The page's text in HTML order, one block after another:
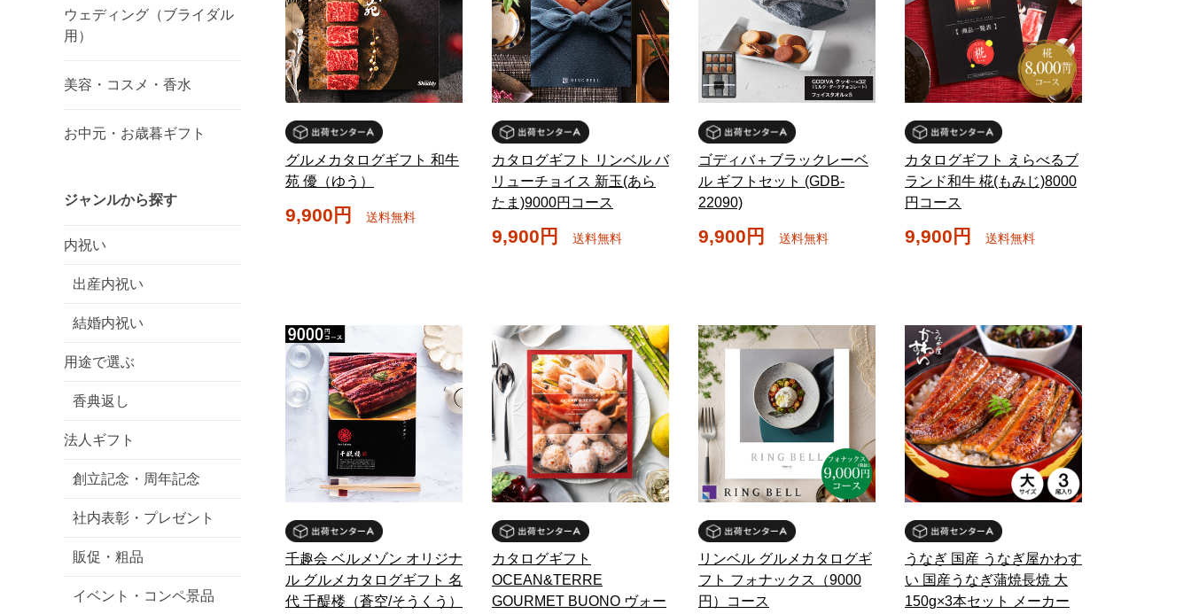
ウェディング（ブライダル
用）
美容・コスメ・香水
お中元・お歳暮ギフト
ジャンルから探す
内祝い
出産内祝い
結婚内祝い
用途で選ぶ
香典返し
法人ギフト
創立記念・周年記念
社内表彰・プレゼント
販促・粗品
イベント・コンペ景品
グルメカタログギフト 和牛
苑 優（ゆう）
9,900円 送料無料
カタログギフト リンベル バ
リューチョイス 新玉(あら
たま)9000円コース
9,900円 送料無料
ゴディバ＋ブラックレーベ
ル ギフトセット (GDB-
22090)
9,900円 送料無料
カタログギフト えらべるブ
ランド和牛 椛(もみじ)8000
円コース
9,900円 送料無料
千趣会 ベルメゾン オリジナ
ル グルメカタログギフト 名
代 千醍楼（蒼空/そうくう）
カタログギフト
OCEAN&TERRE
GOURMET BUONO ヴォー
リンベル グルメカタログギ
フト フォナックス（9000
円）コース
うなぎ 国産 うなぎ屋かわす
い 国産うなぎ蒲焼長焼 大
150g×3本セット メーカー